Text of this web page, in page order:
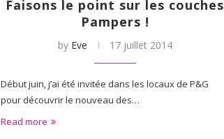
Faisons le point sur les couches
Pampers !
by Eve 17 juillet 2014
Début juin, j’ai été invitée dans les locaux de P&G
pour découvrir le nouveau des…
Read more